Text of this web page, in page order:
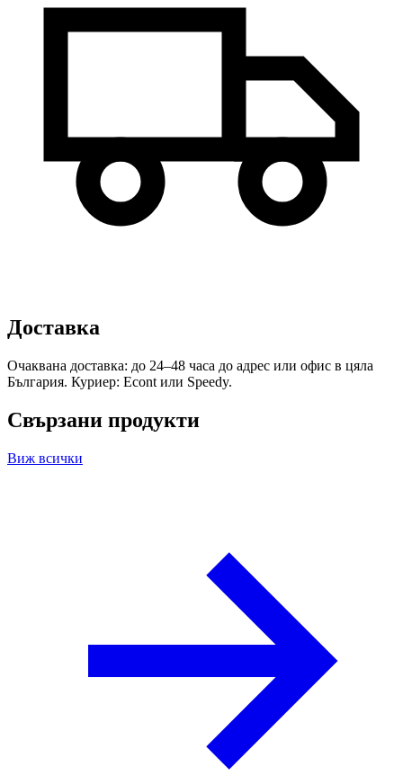
Доставка
Очаквана доставка: до 24–48 часа до адрес или офис в цяла
България. Куриер: Econt или Speedy.
Свързани продукти
Виж всички